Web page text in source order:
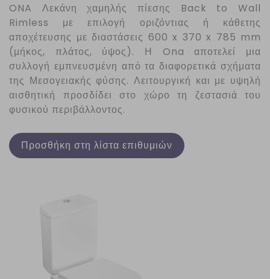
ONA
Λεκάνη χαμηλής πίεσης Back to Wall
Rimless με επιλογή οριζόντιας ή κάθετης
αποχέτευσης με διαστάσεις 600 x 370 x 785 mm
(μήκος, πλάτος, ύψος). Η Ona αποτελεί μια
συλλογή εμπνευσμένη από τα διαφορετικά σχήματα
της Μεσογειακής φύσης. Λειτουργική και με υψηλή
αισθητική προσδίδει στο χώρο τη ζεστασιά του
φυσικού περιβάλλοντος.
Προσθήκη στη λίστα επιθυμιών